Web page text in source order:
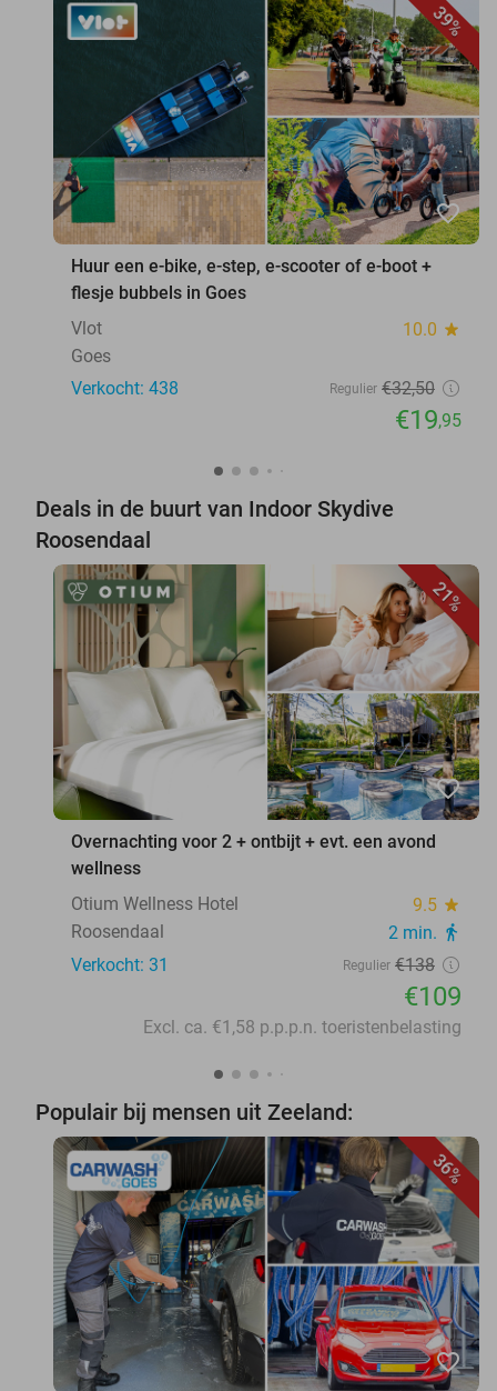
39%
favorite_border
Huur een e-bike, e-step, e-scooter of e-boot +
flesje bubbels in Goes
Vlot
10.0 star
Goes
Verkocht: 438
Regulier €32,50
€19,95
Deals in de buurt van Indoor Skydive
Roosendaal
21%
favorite_border
Overnachting voor 2 + ontbijt + evt. een avond
wellness
Otium Wellness Hotel
9.5 star
Roosendaal 2 min. directions_walk
Verkocht: 31 Regulier €138
€109
Excl. ca. €1,58 p.p.p.n. toeristenbelasting
Populair bij mensen uit Zeeland:
36%
favorite_border